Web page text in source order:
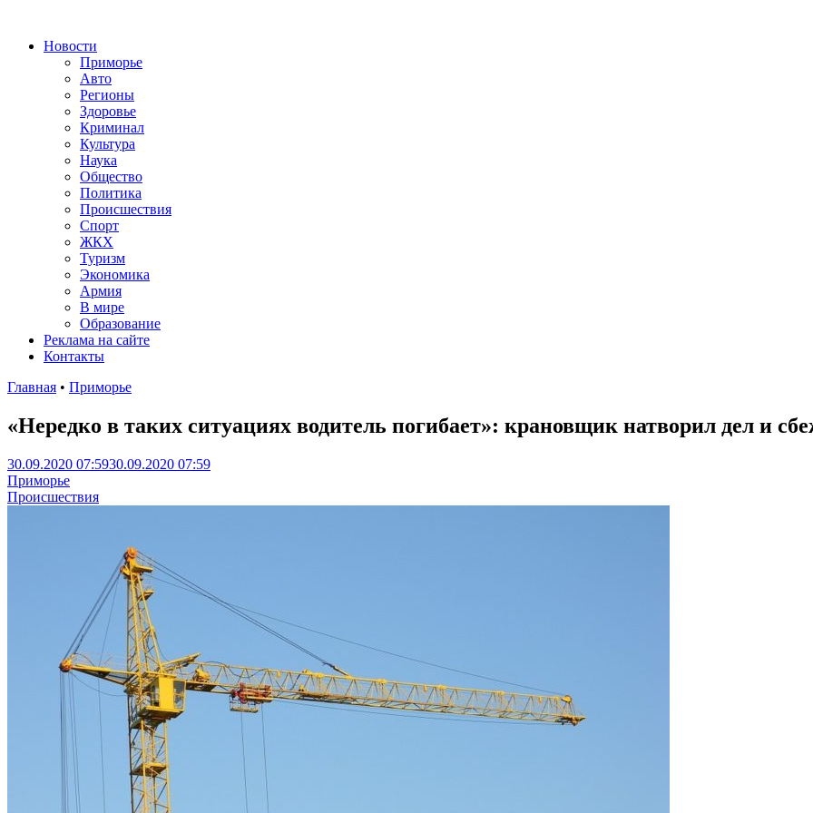
Новости
Приморье
Авто
Регионы
Здоровье
Криминал
Культура
Наука
Общество
Политика
Происшествия
Спорт
ЖКХ
Туризм
Экономика
Армия
В мире
Образование
Реклама на сайте
Контакты
Главная • Приморье
«Нередко в таких ситуациях водитель погибает»: крановщик натворил дел и
30.09.2020 07:5930.09.2020 07:59
Приморье
Происшествия